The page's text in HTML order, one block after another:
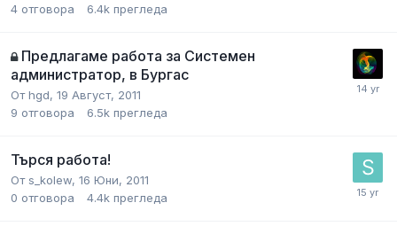
4 отговора 6.4k прегледа
Предлагаме работа за Системен
администратор, в Бургас
Отhgd, 19 Август, 2011
9 отговора 6.5k прегледа
Търся работа!
Отs_kolew, 16 Юни, 2011
0 отговора 4.4k прегледа